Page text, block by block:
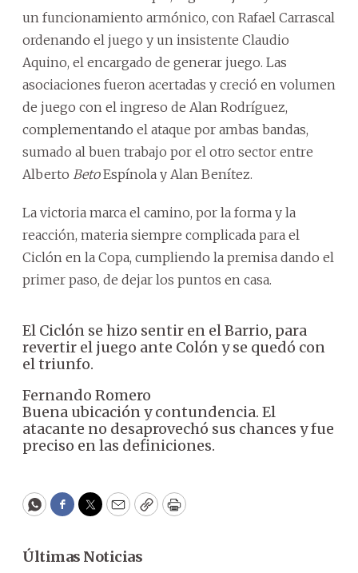
un funcionamiento armónico, con Rafael Carrascal
ordenando el juego y un insistente Claudio
Aquino, el encargado de generar juego. Las
asociaciones fueron acertadas y creció en volumen
de juego con el ingreso de Alan Rodríguez,
complementando el ataque por ambas bandas,
sumado al buen trabajo por el otro sector entre
Alberto BetoEspínola y Alan Benítez.
La victoria marca el camino, por la forma y la
reacción, materia siempre complicada para el
Ciclón en la Copa, cumpliendo la premisa dando el
primer paso, de dejar los puntos en casa.
El Ciclón se hizo sentir en el Barrio, para
revertir el juego ante Colón y se quedó con
el triunfo.
Fernando Romero
Buena ubicación y contundencia. El
atacante no desaprovechó sus chances y fue
preciso en las definiciones.
WhatsApp
Facebook
Twitter
EmailCopyPrint
Últimas Noticias